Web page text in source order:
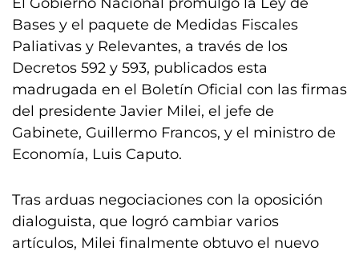
Bases y el paquete de Medidas Fiscales
Paliativas y Relevantes, a través de los
Decretos 592 y 593, publicados esta
madrugada en el Boletín Oficial con las firmas
del presidente Javier Milei, el jefe de
Gabinete, Guillermo Francos, y el ministro de
Economía, Luis Caputo.
Tras arduas negociaciones con la oposición
dialoguista, que logró cambiar varios
artículos, Milei finalmente obtuvo el nuevo